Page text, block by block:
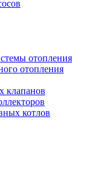
отопления
отопления
клапанов
котлов